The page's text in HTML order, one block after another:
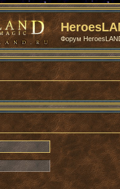
Форум